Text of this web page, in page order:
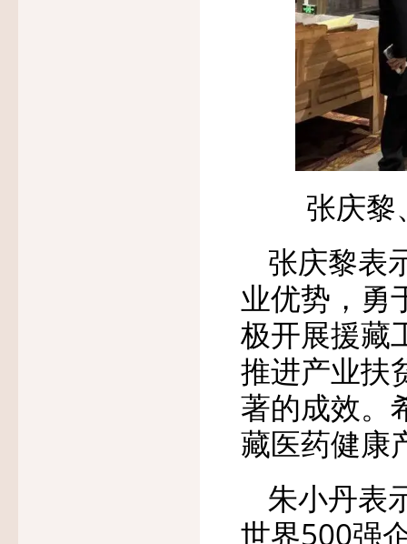
张庆黎
张庆黎表
业优势，勇
极开展援藏
推进产业扶
著的成效。
藏医药健康
朱小丹表
世界500强